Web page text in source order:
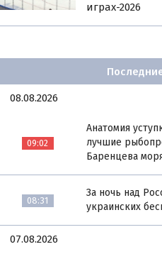
играх-2026
08.08.2026
09:02
Анатомия
лучшие
Баренцева
08:31
За ночь над
украинских
07.08.2026